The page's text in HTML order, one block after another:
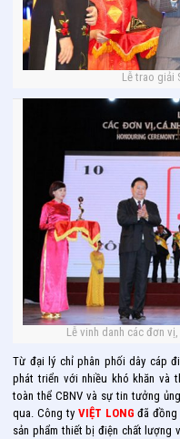
Lễ trao giải
Lễ vinh danh các đơn
Từ đại lý chỉ phân phối dây cáp
phát triển với nhiều khó khăn và
toàn thể CBNV và sự tin tưởng
qua. Công ty VIỆT LONG đã đồng
sản phẩm thiết bị điện chất lượng